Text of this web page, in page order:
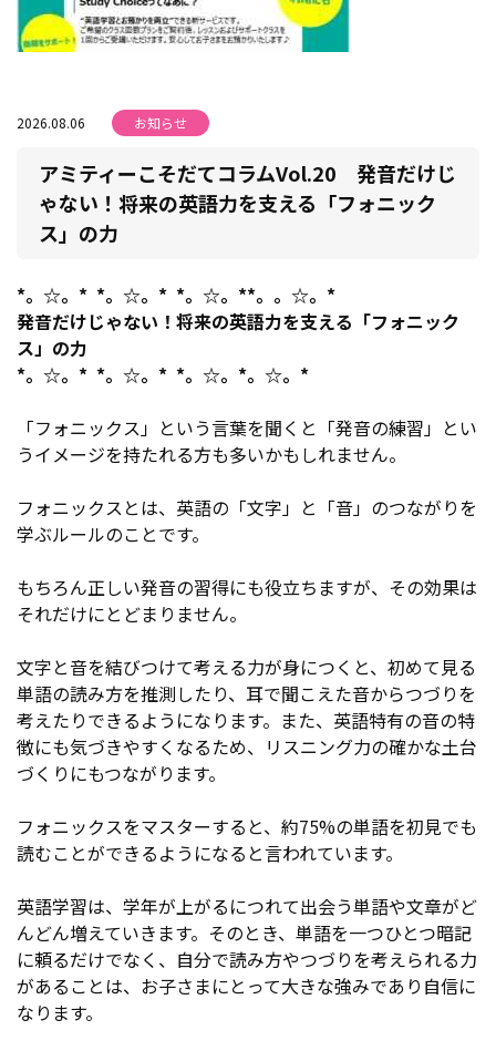
2026.08.06 お知らせ
アミティーこそだてコラムVol.20 発音だけじ
ゃない！将来の英語力を支える「フォニック
ス」の力
*。☆。* *。☆。* *。☆。**。。☆。*
発音だけじゃない！将来の英語力を支える「フォニック
ス」の力
*。☆。* *。☆。* *。☆。*。☆。*
「フォニックス」という言葉を聞くと「発音の練習」とい
うイメージを持たれる方も多いかもしれません。
フォニックスとは、英語の「文字」と「音」のつながりを
学ぶルールのことです。
もちろん正しい発音の習得にも役立ちますが、その効果は
それだけにとどまりません。
文字と音を結びつけて考える力が身につくと、初めて見る
単語の読み方を推測したり、耳で聞こえた音からつづりを
考えたりできるようになります。また、英語特有の音の特
徴にも気づきやすくなるため、リスニング力の確かな土台
づくりにもつながります。
フォニックスをマスターすると、約75%の単語を初見でも
読むことができるようになると言われています。
英語学習は、学年が上がるにつれて出会う単語や文章がど
んどん増えていきます。そのとき、単語を一つひとつ暗記
に頼るだけでなく、自分で読み方やつづりを考えられる力
があることは、お子さまにとって大きな強みであり自信に
なります。